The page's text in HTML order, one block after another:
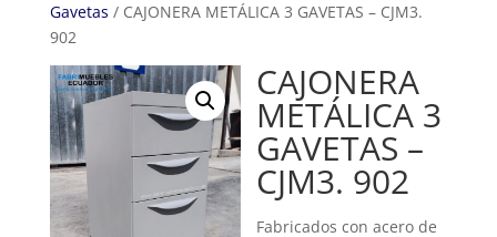
Gavetas / CAJONERA METÁLICA 3 GAVETAS – CJM3.
902
CAJONERA
METÁLICA 3
GAVETAS –
CJM3. 902
Fabricados con acero de